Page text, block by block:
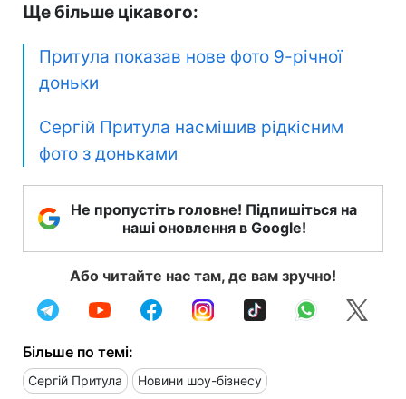
Ще більше цікавого:
Притула показав нове фото 9-річної
доньки
Сергій Притула насмішив рідкісним
фото з доньками
Не пропустіть головне! Підпишіться на
наші оновлення в Google!
Або читайте нас там, де вам зручно!
Більше по темі:
Сергій Притула Новини шоу-бізнесу